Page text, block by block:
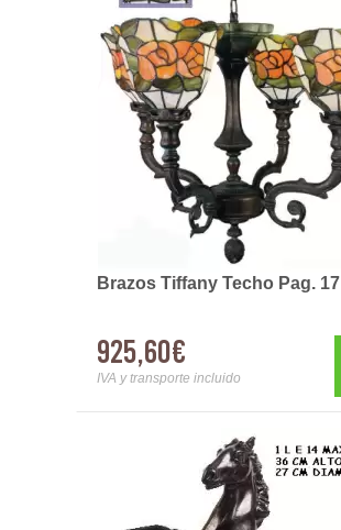
Brazos Tiffany Techo Pag. 17
925,60€
IVA y transporte incluido